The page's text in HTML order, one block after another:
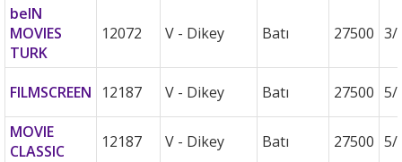
beIN
MOVIES
TURK
12072 V - Dikey Batı 27500 3/
FILMSCREEN 12187 V - Dikey Batı 27500 5/
MOVIE
CLASSIC
12187 V - Dikey Batı 27500 5/